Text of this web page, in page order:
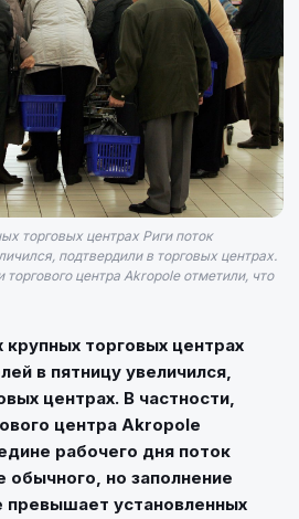
торговых центрах Риги поток
подтвердили в торговых центрах.
торгового центра Akropole отметили, что
крупных торговых центрах
в пятницу увеличился,
центрах. В частности,
центра Akropole
рабочего дня поток
обычного, но заполнение
превышает установленных